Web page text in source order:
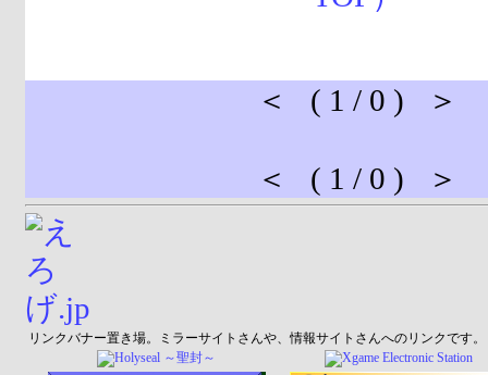
＜ ( 1 / 0 ) ＞
＜ ( 1 / 0 ) ＞
リンクバナー置き場。ミラーサイトさんや、情報サイトさんへのリンクです。